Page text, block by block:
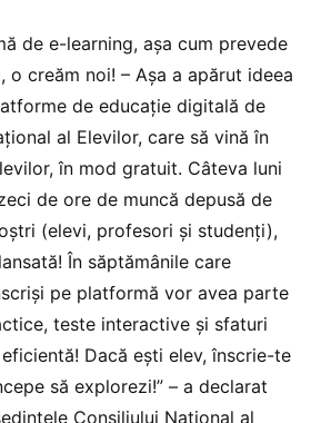
de e-learning, așa cum prevede
o creăm noi! – Așa a apărut ideea
de educație digitală de
al Elevilor, care să vină în
în mod gratuit. Câteva luni
de ore de muncă depusă de
(elevi, profesori și studenți),
În săptămânile care
pe platformă vor avea parte
teste interactive și sfaturi
Dacă ești elev, înscrie-te
să explorezi!” – a declarat
Consiliului Național al